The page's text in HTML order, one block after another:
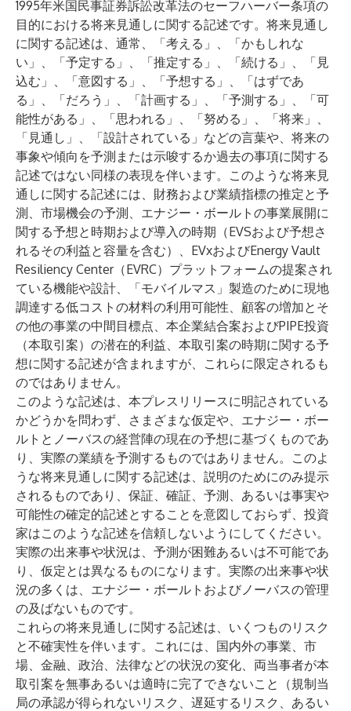
1995年米国民事証券訴訟改革法のセーフハーバー条項の
目的における将来見通しに関する記述です。将来見通し
に関する記述は、通常、「考える」、「かもしれな
い」、「予定する」、「推定する」、「続ける」、「見
込む」、「意図する」、「予想する」、「はずであ
る」、「だろう」、「計画する」、「予測する」、「可
能性がある」、「思われる」、「努める」、「将来」、
「見通し」、「設計されている」などの言葉や、将来の
事象や傾向を予測または示唆するか過去の事項に関する
記述ではない同様の表現を伴います。このような将来見
通しに関する記述には、財務および業績指標の推定と予
測、市場機会の予測、エナジー・ボールトの事業展開に
関する予想と時期および導入の時期（EVSおよび予想さ
れるその利益と容量を含む）、EVxおよびEnergy Vault
Resiliency Center（EVRC）プラットフォームの提案され
ている機能や設計、「モバイルマス」製造のために現地
調達する低コストの材料の利用可能性、顧客の増加とそ
の他の事業の中間目標点、本企業結合案およびPIPE投資
（本取引案）の潜在的利益、本取引案の時期に関する予
想に関する記述が含まれますが、これらに限定されるも
のではありません。
このような記述は、本プレスリリースに明記されている
かどうかを問わず、さまざまな仮定や、エナジー・ボー
ルトとノーバスの経営陣の現在の予想に基づくものであ
り、実際の業績を予測するものではありません。このよ
うな将来見通しに関する記述は、説明のためにのみ提示
されるものであり、保証、確証、予測、あるいは事実や
可能性の確定的記述とすることを意図しておらず、投資
家はこのような記述を信頼しないようにしてください。
実際の出来事や状況は、予測が困難あるいは不可能であ
り、仮定とは異なるものになります。実際の出来事や状
況の多くは、エナジー・ボールトおよびノーバスの管理
の及ばないものです。
これらの将来見通しに関する記述は、いくつものリスク
と不確実性を伴います。これには、国内外の事業、市
場、金融、政治、法律などの状況の変化、両当事者が本
取引案を無事あるいは適時に完了できないこと（規制当
局の承認が得られないリスク、遅延するリスク、あるい